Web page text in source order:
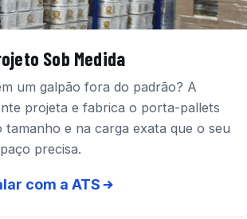
Sob Medida
um galpão fora do padrão? A
projeta e fabrica o porta-pallets
tamanho e na carga exata que o seu
precisa.
com a ATS